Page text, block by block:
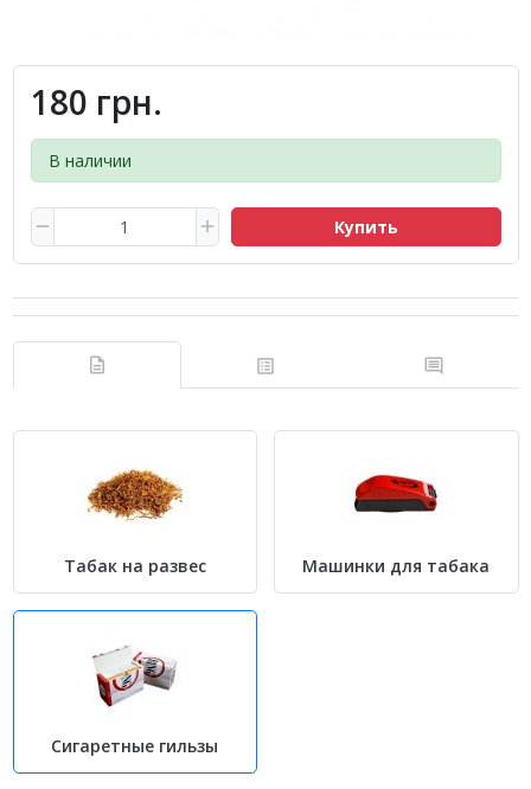
180 грн.
В наличии
Купить
Табак на развес Машинки для табака
Сигаретные гильзы